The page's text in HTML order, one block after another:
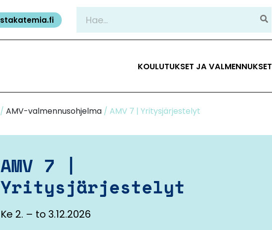
stakatemia.fi
KOULUTUKSET JA VALMENNUKSET
/ AMV-valmennusohjelma / AMV 7 | Yritysjärjestelyt
AMV 7 |
Yritysjärjestelyt
Ke 2. – to 3.12.2026